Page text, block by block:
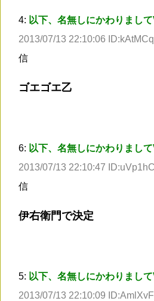
4: 以下、名無しにかわりまし
2013/07/13 22:10:06
信
ゴエゴエ乙
6: 以下、名無しにかわりまし
2013/07/13 22:10:47
信
伊右衛門で決定
5: 以下、名無しにかわりまし
2013/07/13 22:10:09